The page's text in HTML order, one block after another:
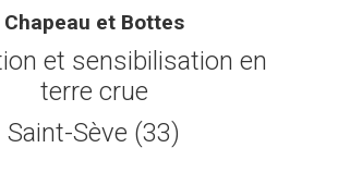
Chapeau et Bottes
et sensibilisation en
terre crue
Saint-Sève (33)